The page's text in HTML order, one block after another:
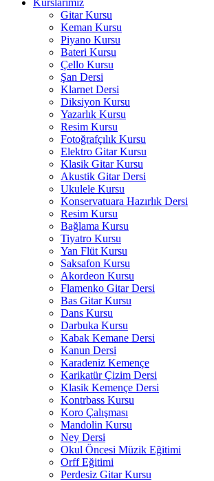
Kurslarımız
Gitar Kursu
Keman Kursu
Piyano Kursu
Bateri Kursu
Çello Kursu
Şan Dersi
Klarnet Dersi
Diksiyon Kursu
Yazarlık Kursu
Resim Kursu
Fotoğrafçılık Kursu
Elektro Gitar Kursu
Klasik Gitar Kursu
Akustik Gitar Dersi
Ukulele Kursu
Konservatuara Hazırlık Dersi
Resim Kursu
Bağlama Kursu
Tiyatro Kursu
Yan Flüt Kursu
Saksafon Kursu
Akordeon Kursu
Flamenko Gitar Dersi
Bas Gitar Kursu
Dans Kursu
Darbuka Kursu
Kabak Kemane Dersi
Kanun Dersi
Karadeniz Kemençe
Karikatür Çizim Dersi
Klasik Kemençe Dersi
Kontrbass Kursu
Koro Çalışması
Mandolin Kursu
Ney Dersi
Okul Öncesi Müzik Eğitimi
Orff Eğitimi
Perdesiz Gitar Kursu